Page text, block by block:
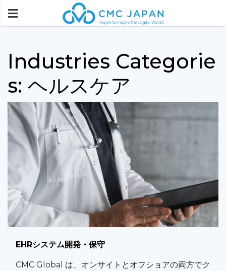
Industries Categorie
s: ヘルスケア
EHRシステム開発 ・保守
CMC Global は、 オンサイト と オフショアの両方でク